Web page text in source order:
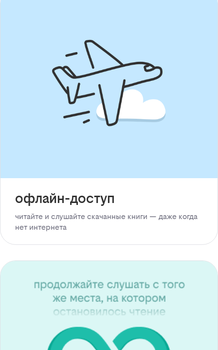
офлайн-доступ
читайте и слушайте скачанные книги — даже когда
нет интернета